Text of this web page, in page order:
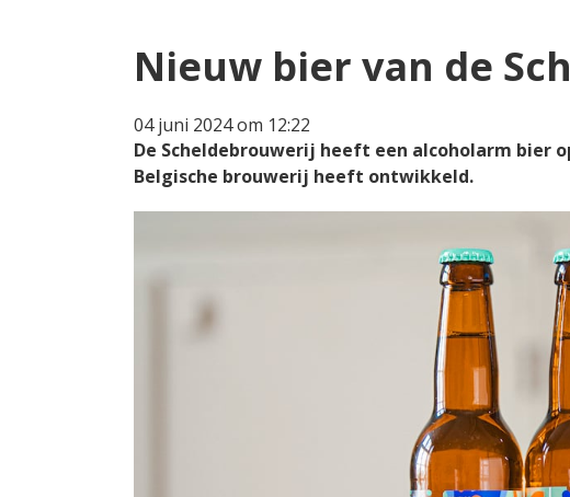
Nieuw bier van de
04 juni 2024 om 12:22
De Scheldebrouwerij heeft een alcoholarm bier
Belgische brouwerij heeft ontwikkeld.